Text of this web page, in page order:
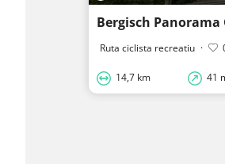
Bergisch Panorama
Ruta ciclista recreatiu ·
14,7 km 41